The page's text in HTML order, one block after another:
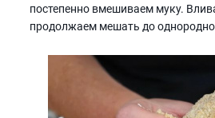
постепенно вмешиваем муку.
продолжаем мешать до